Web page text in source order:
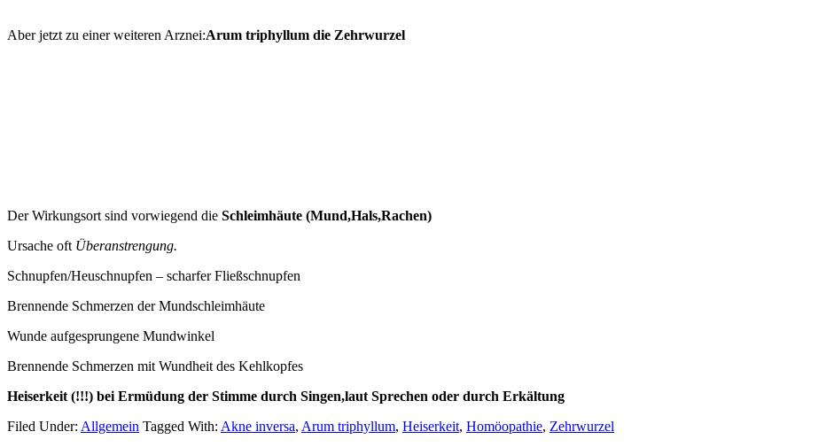
Aber jetzt zu einer weiteren Arznei:Arum triphyllum die Zehrwurzel
Der Wirkungsort sind vorwiegend die Schleimhäute (Mund,Hals,Rachen)
Ursache oft Überanstrengung.
Schnupfen/Heuschnupfen – scharfer Fließschnupfen
Brennende Schmerzen der Mundschleimhäute
Wunde aufgesprungene Mundwinkel
Brennende Schmerzen mit Wundheit des Kehlkopfes
Heiserkeit (!!!) bei Ermüdung der Stimme durch Singen,laut Sprechen oder durch Erkältung
Filed Under: Allgemein Tagged With: Akne inversa, Arum triphyllum, Heiserkeit, Homöopathie, Zehrwurzel